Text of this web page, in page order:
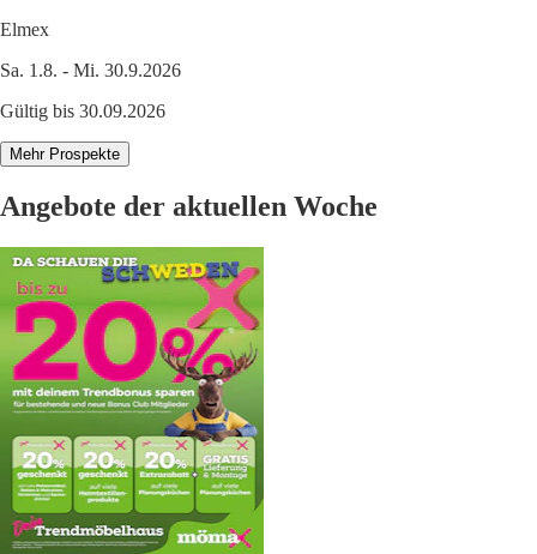
Elmex
Sa. 1.8. - Mi. 30.9.2026
Gültig bis 30.09.2026
Mehr Prospekte
Angebote der aktuellen Woche